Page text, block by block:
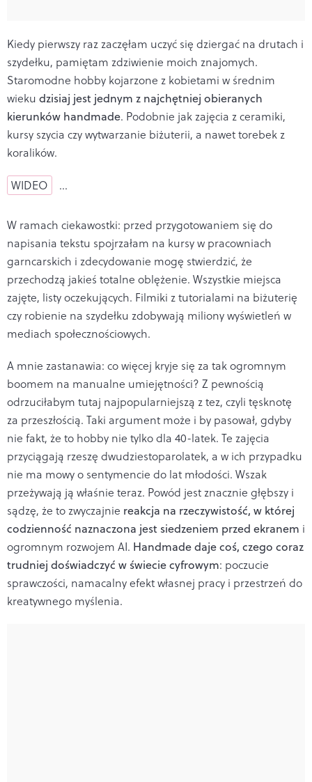
Kiedy pierwszy raz zaczęłam uczyć się dziergać na drutach i
szydełku, pamiętam zdziwienie moich znajomych.
Staromodne hobby kojarzone z kobietami w średnim
wieku dzisiaj jest jednym z najchętniej obieranych
kierunków handmade. Podobnie jak zajęcia z ceramiki,
kursy szycia czy wytwarzanie biżuterii, a nawet torebek z
koralików.
WIDEO …
W ramach ciekawostki: przed przygotowaniem się do
napisania tekstu spojrzałam na kursy w pracowniach
garncarskich i zdecydowanie mogę stwierdzić, że
przechodzą jakieś totalne oblężenie. Wszystkie miejsca
zajęte, listy oczekujących. Filmiki z tutorialami na biżuterię
czy robienie na szydełku zdobywają miliony wyświetleń w
mediach społecznościowych.
A mnie zastanawia: co więcej kryje się za tak ogromnym
boomem na manualne umiejętności? Z pewnością
odrzuciłabym tutaj najpopularniejszą z tez, czyli tęsknotę
za przeszłością. Taki argument może i by pasował, gdyby
nie fakt, że to hobby nie tylko dla 40-latek. Te zajęcia
przyciągają rzeszę dwudziestoparolatek, a w ich przypadku
nie ma mowy o sentymencie do lat młodości. Wszak
przeżywają ją właśnie teraz. Powód jest znacznie głębszy i
sądzę, że to zwyczajnie reakcja na rzeczywistość, w której
codzienność naznaczona jest siedzeniem przed ekranem i
ogromnym rozwojem AI. Handmade daje coś, czego coraz
trudniej doświadczyć w świecie cyfrowym: poczucie
sprawczości, namacalny efekt własnej pracy i przestrzeń do
kreatywnego myślenia.